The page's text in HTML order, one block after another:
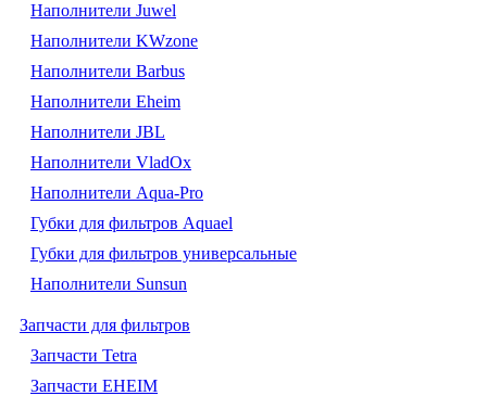
Наполнители Juwel
Наполнители KWzone
Наполнители Barbus
Наполнители Eheim
Наполнители JBL
Наполнители VladOx
Наполнители Aqua-Pro
Губки для фильтров Aquael
Губки для фильтров универсальные
Наполнители Sunsun
Запчасти для фильтров
Запчасти Tetra
Запчасти EHEIM